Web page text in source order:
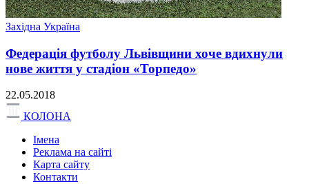
Західна Україна
Федерація футболу Львівщини хоче вдихнули
нове життя у стадіон «Торпедо»
22.05.2018
КОЛОНА
Імена
Реклама на сайті
Карта сайту
Контакти